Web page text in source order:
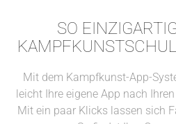
SO
Mit dem Kampfkunst-App-
leicht Ihre eigene App nach
Mit ein paar Klicks lassen sich